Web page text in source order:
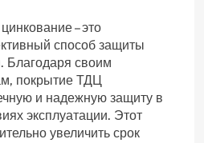
– это
способ защиты
Благодаря своим
покрытие ТДЦ
и надежную защиту в
эксплуатации. Этот
увеличить срок